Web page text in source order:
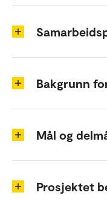
Bakgrunn
Mål og
Prosjektet